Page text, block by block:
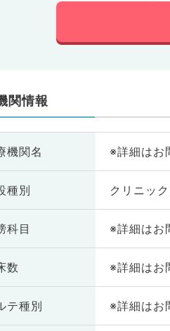
関情報
機関名 ※詳細はお
種別 クリニッ
科目 ※詳細はお
数 ※詳細はお
テ種別 ※詳細はお